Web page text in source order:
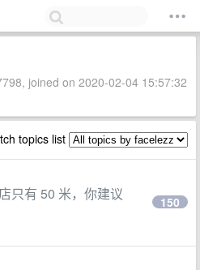
joined on 2020-02-04 15:57:32
topics list
只有 50 米，你建议
150